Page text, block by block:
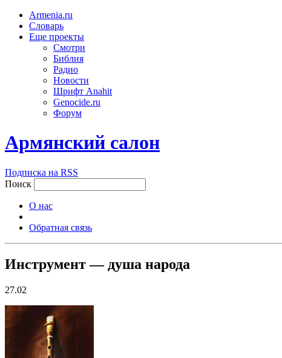
Armenia.ru
Словарь
Еще проекты
Смотри
Библия
Радио
Новости
Шрифт Anahit
Genocide.ru
Форум
Армянский салон
Подписка на RSS
Поиск
О нас
Обратная связь
Инструмент — душа народа
27.02